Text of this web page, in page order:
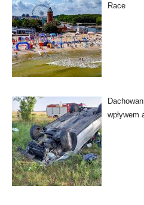
Race
wpływem